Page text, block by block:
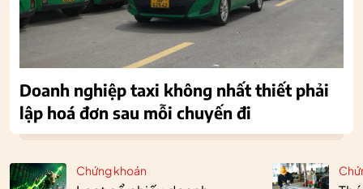
Chứng khoán
Doanh nghiệp taxi không nhất thiết phải
lập hoá đơn sau mỗi chuyến đi